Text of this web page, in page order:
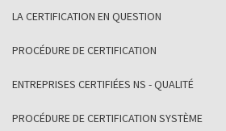
LA CERTIFICATION EN QUESTION
PROCÉDURE DE CERTIFICATION
ENTREPRISES CERTIFIÉES NS - QUALITÉ
PROCÉDURE DE CERTIFICATION SYSTÈME